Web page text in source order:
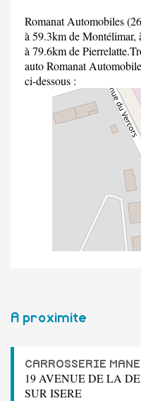
Romanat Automobiles
à 59.3km de Montélimar,
à 79.6km de
auto Romanat
ci-dessous :
A proximite
CARROSSERIE
19 AVENUE DE LA
SUR ISERE